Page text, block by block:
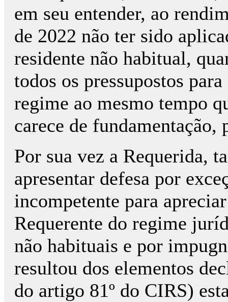
em seu entender, ao
de 2022 não ter sido
residente não habitual,
todos os pressupostos
regime ao mesmo tempo
carece de fundamentação,
Por sua vez a Requerida,
apresentar defesa por
incompetente para
Requerente do regime
não habituais e por
resultou dos elementos
do artigo 81º do CIRS)